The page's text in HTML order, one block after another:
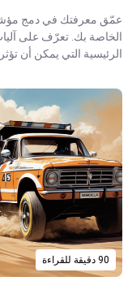
عمّق معرفتك في دمج
الخاصة بك. تعرّف على
الرئيسية التي يمكن أن
90 دقيقة للقراءة